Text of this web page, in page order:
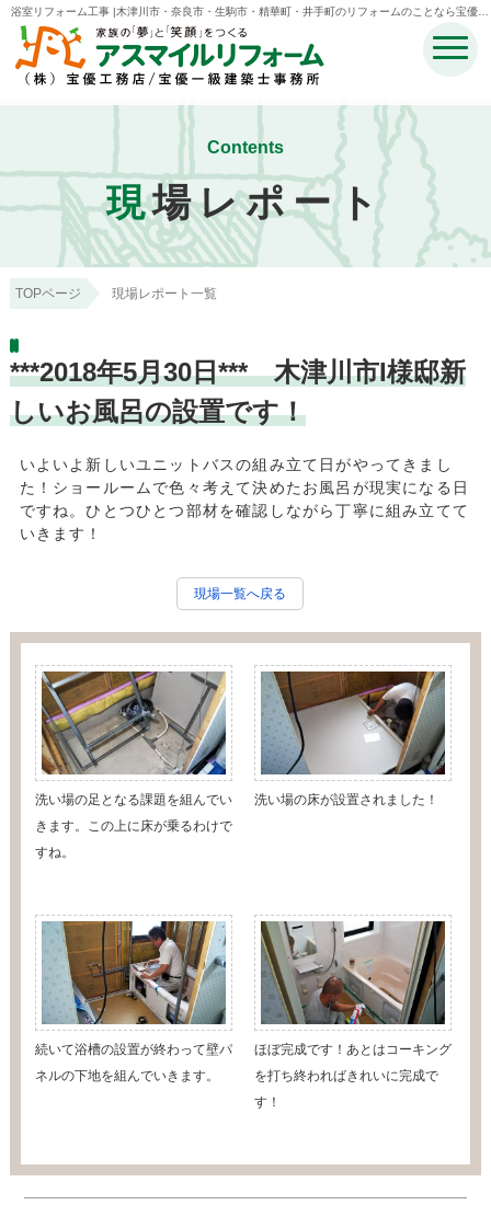
浴室リフォーム工事 |木津川市・奈良市・生駒市・精華町・井手町のリフォームのことなら宝優工
務店アスマイルリフォーム
Contents
現場レポート
TOPページ 現場レポート一覧
***2018年5月30日*** 木津川市I様邸新
しいお風呂の設置です！
いよいよ新しいユニットバスの組み立て日がやってきまし
た！ショールームで色々考えて決めたお風呂が現実になる日
ですね。ひとつひとつ部材を確認しながら丁寧に組み立てて
いきます！
現場一覧へ戻る
洗い場の足となる課題を組んでい
きます。この上に床が乗るわけで
すね。
洗い場の床が設置されました！
続いて浴槽の設置が終わって壁パ
ネルの下地を組んでいきます。
ほぼ完成です！あとはコーキング
を打ち終わればきれいに完成で
す！